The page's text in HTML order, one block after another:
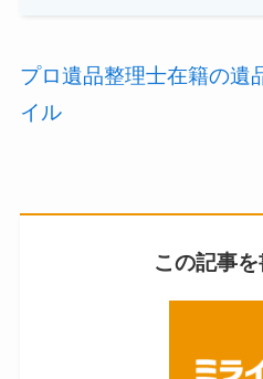
プロ遺品整理士在籍の遺
イル
この記事